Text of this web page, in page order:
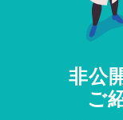
非公
ご